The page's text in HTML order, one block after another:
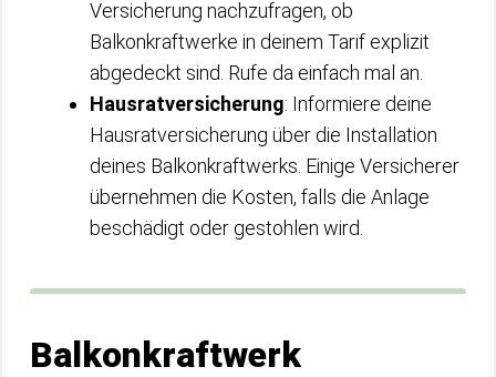
Versicherung nachzufragen, ob
Balkonkraftwerke in deinem Tarif explizit
abgedeckt sind. Rufe da einfach mal an.
Hausratversicherung: Informiere deine
Hausratversicherung über die Installation
deines Balkonkraftwerks. Einige Versicherer
übernehmen die Kosten, falls die Anlage
beschädigt oder gestohlen wird.
Balkonkraftwerk